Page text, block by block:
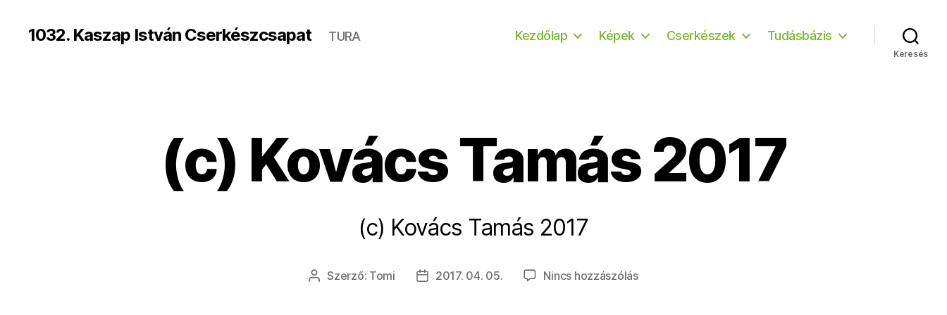
1032. Kaszap István Cserkészcsapat TURA Kezdőlap Képek Cserkészek Tudásbázis
Keresés
(c) Kovács Tamás 2017
(c) Kovács Tamás 2017
Bejegyzés
Szerző: Tomi
Bejegyzés
2017. 04. 05. Nincs hozzászólása(z)